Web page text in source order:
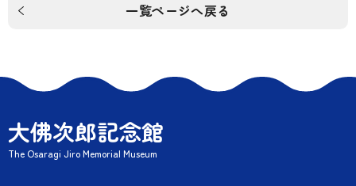
一覧ページへ戻る
大佛次郎記念館
The Osaragi Jiro Memorial Museum